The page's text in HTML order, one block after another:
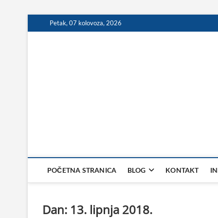
to
Petak, 07 kolovoza, 2026
POČETNA STRANICA BLOG KONTAKT
Dan: 13. lipnja 2018.